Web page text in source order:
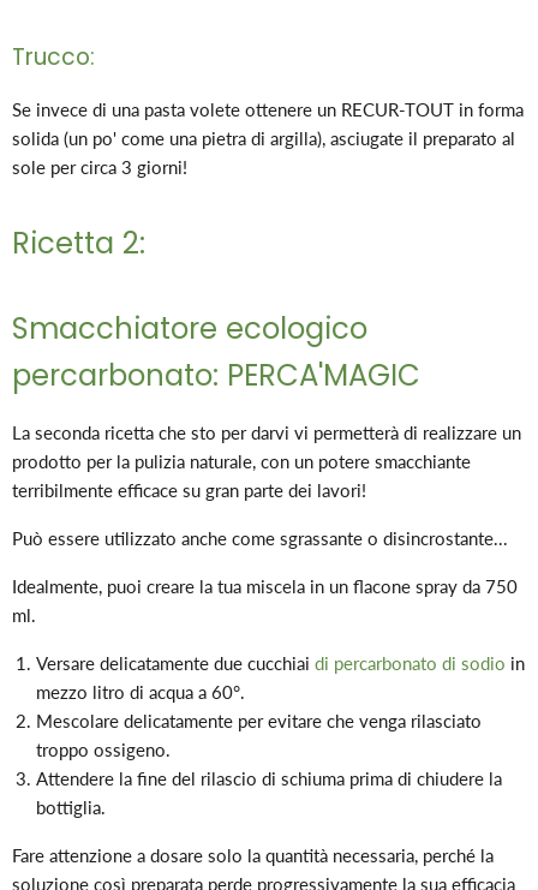
Trucco:
Se invece di una pasta volete ottenere un RECUR-TOUT in forma
solida (un po' come una pietra di argilla), asciugate il preparato al
sole per circa 3 giorni!
Ricetta 2:
Smacchiatore ecologico
percarbonato: PERCA'MAGIC
La seconda ricetta che sto per darvi vi permetterà di realizzare un
prodotto per la pulizia naturale, con un potere smacchiante
terribilmente efficace su gran parte dei lavori!
Può essere utilizzato anche come sgrassante o disincrostante...
Idealmente, puoi creare la tua miscela in un flacone spray da 750
ml.
Versare delicatamente due cucchiai di percarbonato di sodio in
mezzo litro di acqua a 60°.
Mescolare delicatamente per evitare che venga rilasciato
troppo ossigeno.
Attendere la fine del rilascio di schiuma prima di chiudere la
bottiglia.
Fare attenzione a dosare solo la quantità necessaria, perché la
soluzione così preparata perde progressivamente la sua efficacia